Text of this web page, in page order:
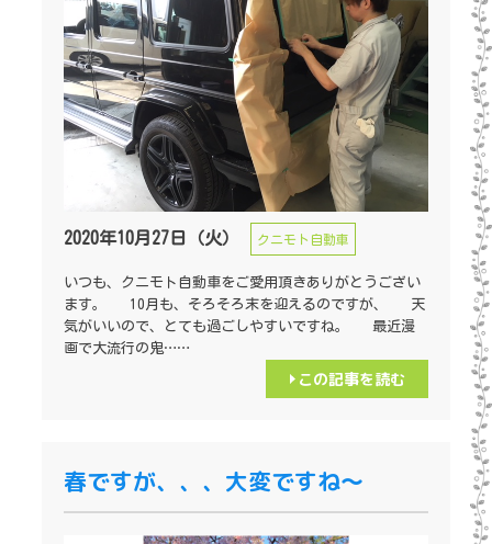
2020年10月27日（火） クニモト自動車
いつも、クニモト自動車をご愛用頂きありがとうござい
ます。 10月も、そろそろ末を迎えるのですが、 天
気がいいので、とても過ごしやすいですね。 最近漫
画で大流行の鬼……
この記事を読む
春ですが、、、大変ですね～